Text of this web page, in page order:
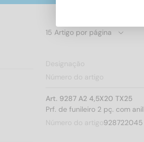
Designação
Número do artigo
Art. 9287 A2 4,5X20 TX25
Prf. de funileiro 2 pç. com
Número do artigo928722045